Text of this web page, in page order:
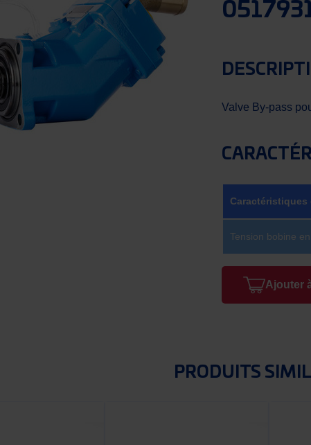
Valve By-pass
Tension bobine
Ajouter
PRODUITS